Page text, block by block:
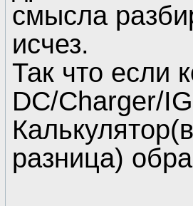
смысла
исчез.
Так что если
DC/Charger/
разница)